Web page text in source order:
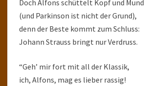
Doch Alfons schüttelt Kopf und Mund
(und Parkinson ist nicht der Grund),
denn der Beste kommt zum Schluss:
Johann Strauss bringt nur Verdruss.
“Geh’ mir fort mit all der Klassik,
ich, Alfons, mag es lieber rassig!